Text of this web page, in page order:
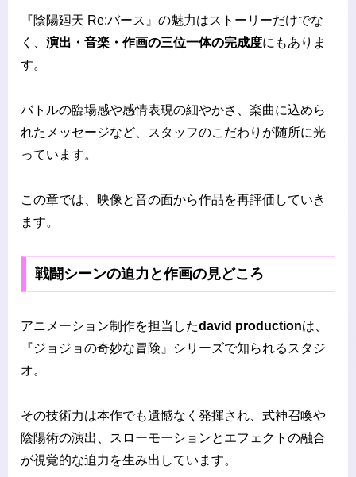
『陰陽廻天 Re:バース』の魅力はストーリーだけでな
く、 演出・音楽・作画の三位一体の完成度にもありま
す。
バトルの臨場感や感情表現の細やかさ、楽曲に込めら
れたメッセージなど、スタッフのこだわりが随所に光
っています。
この章では、映像と音の面から作品を再評価していき
ます。
戦闘シーンの迫力と作画の見どころ
アニメーション制作を担当したdavid productionは、
『ジョジョの奇妙な冒険』シリーズで知られるスタジ
オ。
その技術力は本作でも遺憾なく発揮され、式神召喚や
陰陽術の演出、スローモーションとエフェクトの融合
が視覚的な迫力を生み出しています。